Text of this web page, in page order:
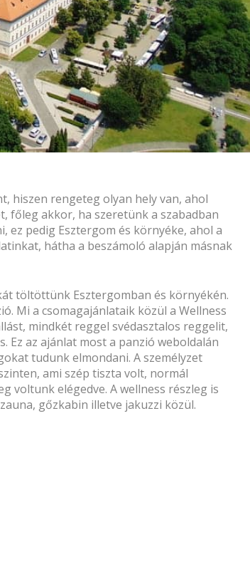
hiszen rengeteg olyan hely van, ahol
főleg akkor, ha szeretünk a szabadban
ez pedig Esztergom és környéke, ahol a
hátha a beszámoló alapján másnak
töltöttünk Esztergomban és környékén.
Mi a csomagajánlataik közül a Wellness
mindkét reggel svédasztalos reggelit,
Ez az ajánlat most a panzió weboldalán
tudunk elmondani. A személyzet
ami szép tiszta volt, normál
voltunk elégedve. A wellness részleg is
gőzkabin illetve jakuzzi közül.